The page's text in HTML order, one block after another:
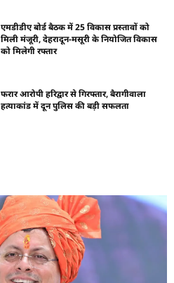
एमडीडीए बोर्ड बैठक में 25 विकास प्रस्तावों को
मिली मंजूरी, देहरादून-मसूरी के नियोजित विकास
को मिलेगी रफ्तार
फरार आरोपी हरिद्वार से गिरफ्तार, बैरागीवाला
हत्याकांड में दून पुलिस की बड़ी सफलता